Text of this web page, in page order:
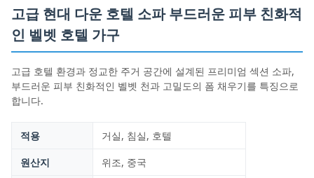
고급 현대 다운 호텔 소파 부드러운 피부 친화적
인 벨벳 호텔 가구
고급 호텔 환경과 정교한 주거 공간에 설계된 프리미엄 섹션 소파,
부드러운 피부 친화적인 벨벳 천과 고밀도의 폼 채우기를 특징으로
합니다.
적용
거실, 침실, 호텔
원산지
위조, 중국